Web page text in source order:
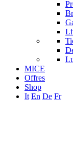
MICE
Offres
Shop
It En De Fr